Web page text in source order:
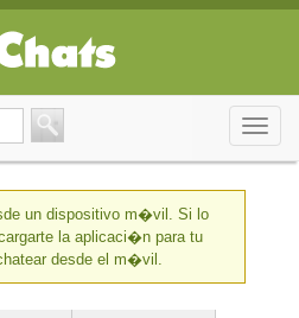
Toggle
un dispositivo m�vil. Si lo
la aplicaci�n para tu
desde el m�vil.